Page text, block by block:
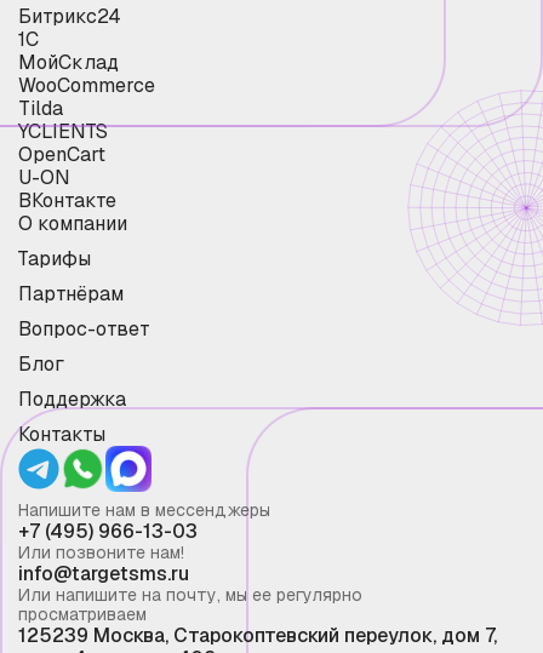
Битрикс24
1С
МойСклад
WooCommerce
Tilda
YCLIENTS
OpenCart
U-ON
ВКонтакте
О компании
Тарифы
Партнёрам
Вопрос-ответ
Блог
Поддержка
Контакты
Напишите нам в мессенджеры
+7 (495) 966-13-03
Или позвоните нам!
info@targetsms.ru
Или напишите на почту, мы ее регулярно
просматриваем
125239 Москва, Старокоптевский переулок, дом 7,